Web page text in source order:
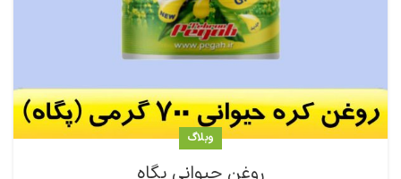
وبلاگ
روغن حیوانی پگاه